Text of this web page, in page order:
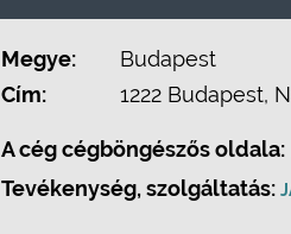
Megye:
Budapest
Cím:
1222 Budapest,
A cég cégböngészős oldala:
Tevékenység, szolgáltatás: